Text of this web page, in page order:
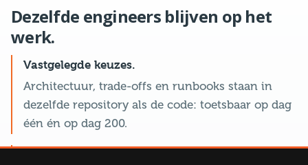
Dezelfde engineers blijven op het
werk.
Vastgelegde keuzes.
Architectuur, trade-offs en runbooks staan in
dezelfde repository als de code: toetsbaar op dag
één én op dag 200.